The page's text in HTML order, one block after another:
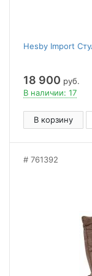
Hesby Import
18 900 руб.
В наличии: 17
В корзину
761392